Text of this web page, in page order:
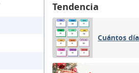
Tendencia
Cuántos